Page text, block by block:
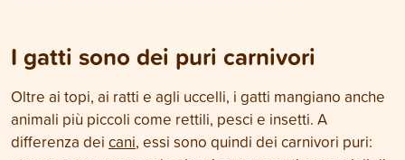
I gatti sono dei puri carnivori
Oltre ai topi, ai ratti e agli uccelli, i gatti mangiano anche
animali più piccoli come rettili, pesci e insetti. A
differenza dei cani, essi sono quindi dei carnivori puri: